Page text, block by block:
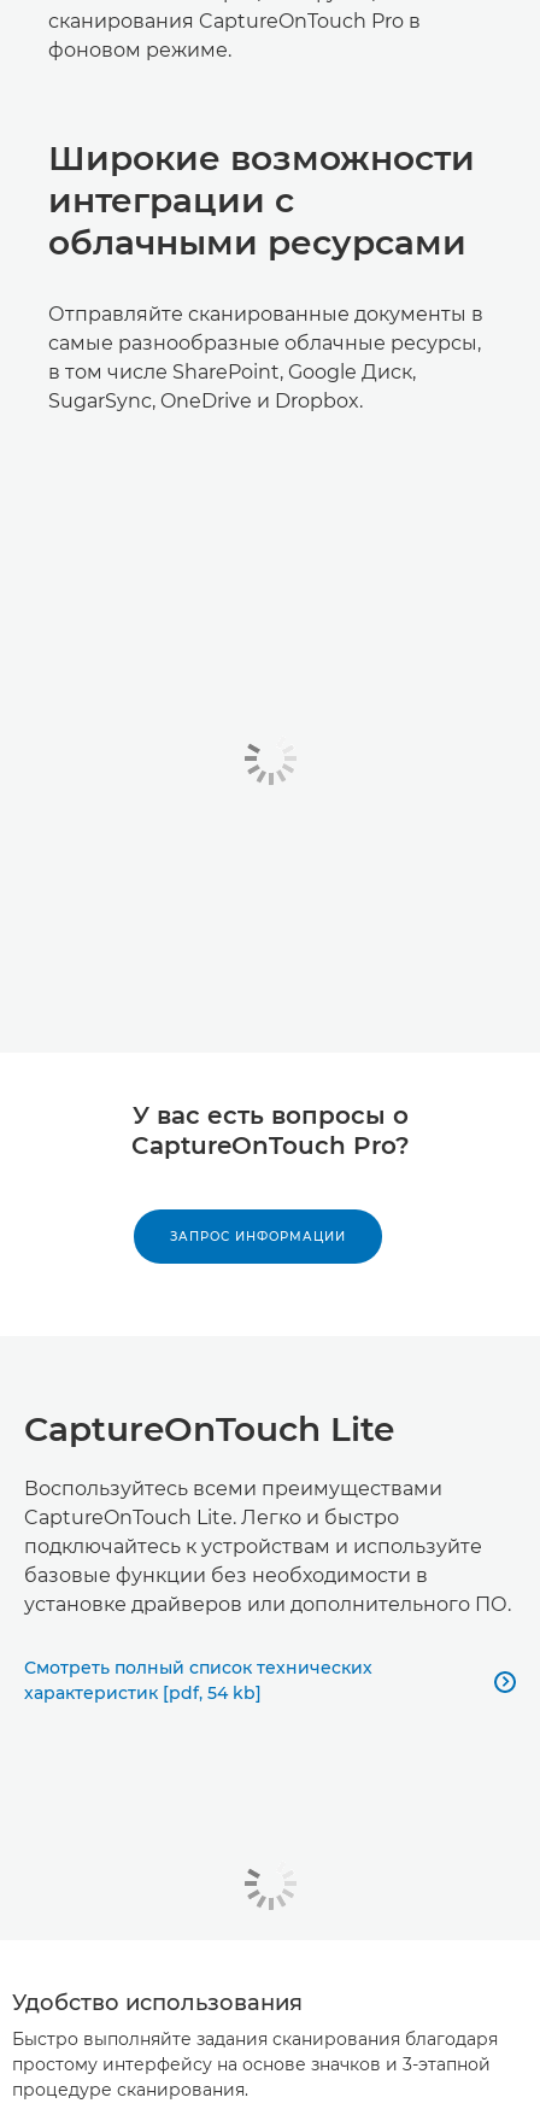
сканирования CaptureOnTouch Pro в
фоновом режиме.
Широкие возможности
интеграции с
облачными ресурсами
Отправляйте сканированные документы в
самые разнообразные облачные ресурсы,
в том числе SharePoint, Google Диск,
SugarSync, OneDrive и Dropbox.
У вас есть вопросы о
CaptureOnTouch Pro?
ЗАПРОС ИНФОРМАЦИИ
CaptureOnTouch Lite
Воспользуйтесь всеми преимуществами
CaptureOnTouch Lite. Легко и быстро
подключайтесь к устройствам и используйте
базовые функции без необходимости в
установке драйверов или дополнительного ПО.
Смотреть полный список технических
характеристик [pdf, 54 kb]

Удобство использования
Быстро выполняйте задания сканирования благодаря
простому интерфейсу на основе значков и 3-этапной
процедуре сканирования.